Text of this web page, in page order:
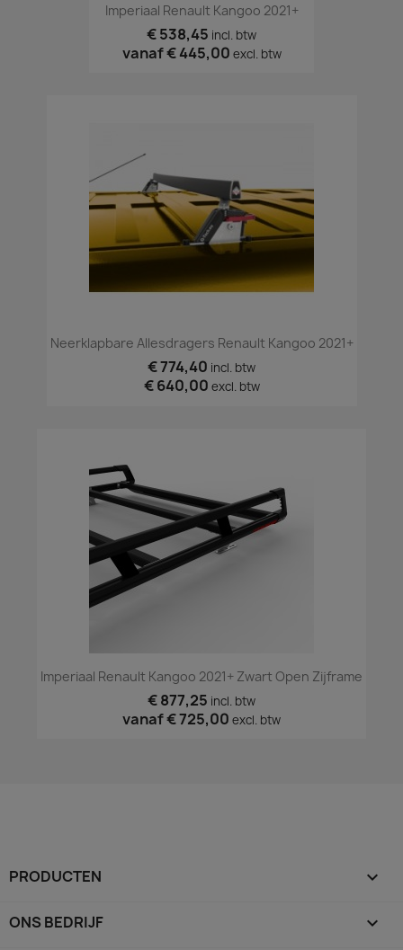
Imperiaal Renault Kangoo 2021+
€ 538,45 incl. btw
vanaf€ 445,00 excl. btw
Neerklapbare Allesdragers Renault Kangoo 2021+
€ 774,40 incl. btw
€ 640,00 excl. btw
Imperiaal Renault Kangoo 2021+ Zwart Open Zijframe
€ 877,25 incl. btw
vanaf€ 725,00 excl. btw
PRODUCTEN 
ONS BEDRIJF 